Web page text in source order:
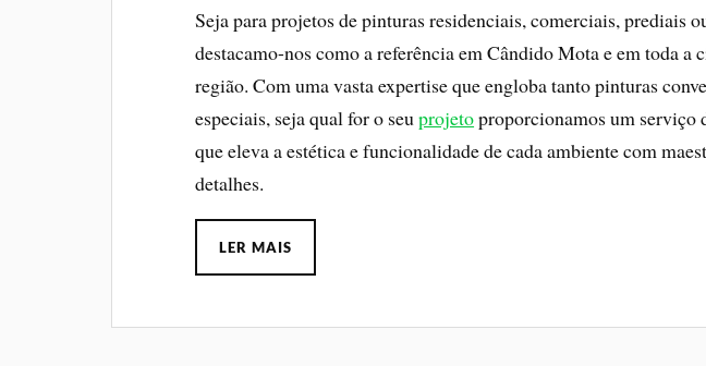
Seja para projetos de pinturas residenciais, comerciais, prediais
destacamo-nos como a referência em Cândido Mota e em toda a
região. Com uma vasta expertise que engloba tanto pinturas
especiais, seja qual for o seuprojetoproporcionamos um serviço
que eleva a estética e funcionalidade de cada ambiente com
detalhes.
LER MAIS